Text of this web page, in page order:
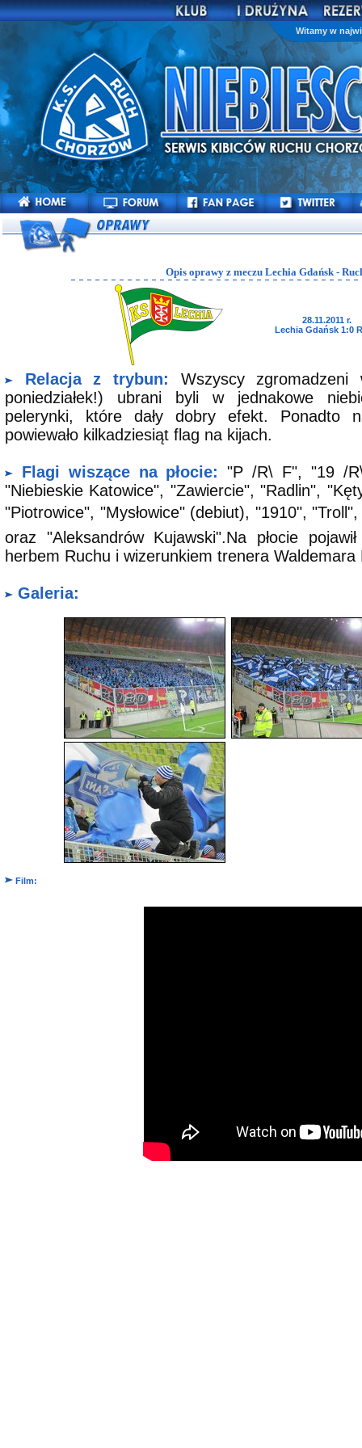
Witamy w
Opis oprawy z meczu Lechia Gdańsk -
28.11.2011 r.
Lechia Gdańsk 1:0
Relacja z trybun: Wszyscy
poniedziałek!) ubrani byli w jednakowe
pelerynki, które dały dobry efekt. Ponadto
powiewało kilkadziesiąt flag na kijach.
Flagi wiszące na płocie: "P /R\ F", "19 /
"Niebieskie Katowice", "Zawiercie", "Radlin",
"Piotrowice", "Mysłowice" (debiut), "1910", "Troll",
oraz "Aleksandrów Kujawski".Na płocie
herbem Ruchu i wizerunkiem trenera Waldemara
Galeria:
Film: